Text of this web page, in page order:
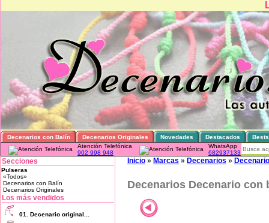
Decenarios con Balín Decenarios Originales Novedades Destacados
Atención Telefónica
902 998 948
WhatsApp
682937133
Secciones
Pulseras
«Todos»
Decenarios con Balín
Decenarios Originales
Los más vendidos
01. Decenario original...
Inicio » Marcas » Decenarios »
Decenarios Decenario con